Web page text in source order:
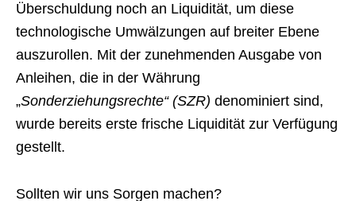
Überschuldung noch an Liquidität, um diese
technologische Umwälzungen auf breiter Ebene
auszurollen. Mit der zunehmenden Ausgabe von
Anleihen, die in der Währung
„Sonderziehungsrechte“ (SZR) denominiert sind,
wurde bereits erste frische Liquidität zur Verfügung
gestellt.
Sollten wir uns Sorgen machen?